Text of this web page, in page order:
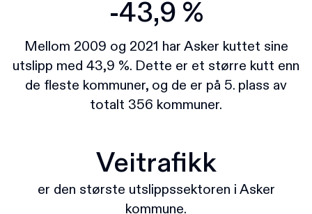
-43,9 %
Mellom 2009 og 2021 har Asker kuttet sine
utslipp med 43,9 %. Dette er et større kutt enn
de fleste kommuner, og de er på 5. plass av
totalt 356 kommuner.
Veitrafikk
er den største utslippssektoren i Asker
kommune.